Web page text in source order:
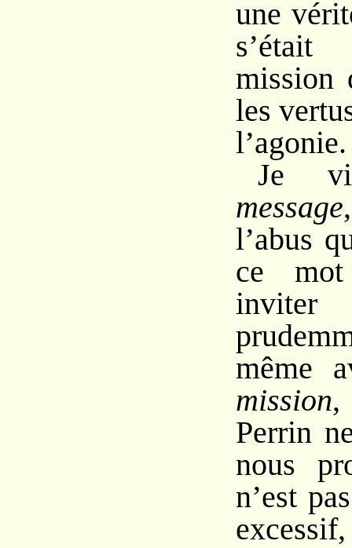
une
s’était
mission
les
l’agonie.
Je
message
l’abus
ce
même
mission
Perrin
nous
n’est